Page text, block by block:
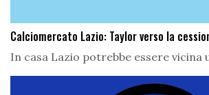
Calciomercato Lazio: Taylor verso la
In casa Lazio potrebbe essere vicina